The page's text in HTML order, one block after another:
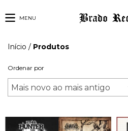
MENU
Início / Produtos
Ordenar por